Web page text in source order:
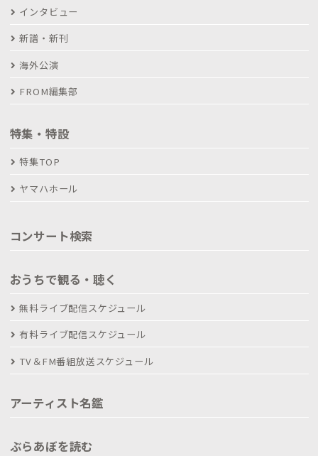
インタビュー
新譜・新刊
海外公演
FROM編集部
特集・特設
特集TOP
ヤマハホール
コンサート検索
おうちで観る・聴く
無料ライブ配信スケジュール
有料ライブ配信スケジュール
TV＆FM番組放送スケジュール
アーティスト名鑑
ぶらあぼを読む